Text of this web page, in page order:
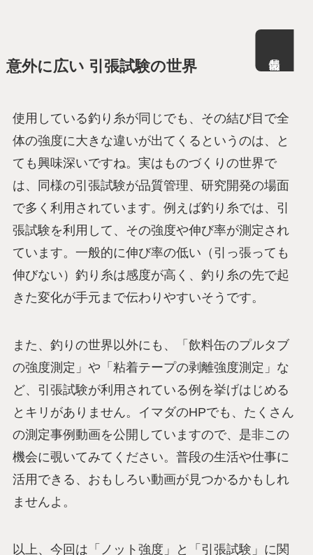
意外に広い 引張試験の世界
使用している釣り糸が同じでも、その結び目で全
体の強度に大きな違いが出てくるというのは、と
ても興味深いですね。実はものづくりの世界で
は、同様の引張試験が品質管理、研究開発の場面
で多く利用されています。例えば釣り糸では、引
張試験を利用して、その強度や伸び率が測定され
ています。一般的に伸び率の低い（引っ張っても
伸びない）釣り糸は感度が高く、釣り糸の先で起
きた変化が手元まで伝わりやすいそうです。
また、釣りの世界以外にも、「飲料缶のプルタブ
の強度測定」や「粘着テープの剥離強度測定」な
ど、引張試験が利用されている例を挙げはじめる
とキリがありません。イマダのHPでも、たくさん
の測定事例動画を公開していますので、是非この
機会に覗いてみてください。普段の生活や仕事に
活用できる、おもしろい動画が見つかるかもしれ
ませんよ。
以上、今回は「ノット強度」と「引張試験」に関